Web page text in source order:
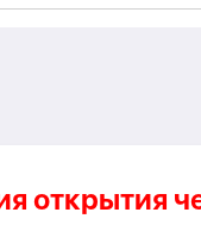
открытия